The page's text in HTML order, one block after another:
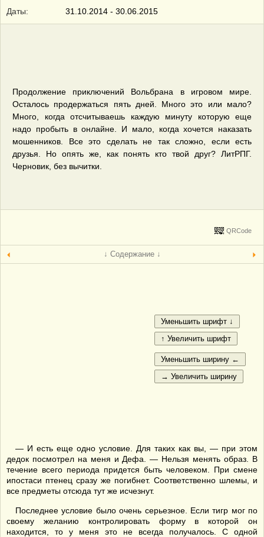
Даты:
31.10.2014 - 30.06.2015
Продолжение приключений Вольбрана в игровом мире.
Осталось продержаться пять дней. Много это или мало?
Много, когда отсчитываешь каждую минуту которую еще
надо пробыть в онлайне. И мало, когда хочется наказать
мошенников. Все это сделать не так сложно, если есть
друзья. Но опять же, как понять кто твой друг? ЛитРПГ.
Черновик, без вычитки.
QRCode
↓ Содержание ↓
— И есть еще одно условие. Для таких как вы, — при этом
дедок посмотрел на меня и Дефа. — Нельзя менять образ. В
течение всего периода придется быть человеком. При смене
ипостаси птенец сразу же погибнет. Соответственно шлемы, и
все предметы отсюда тут же исчезнут.
Последнее условие было очень серьезное. Если тигр мог по
своему желанию контролировать форму в которой он
находится, то у меня это не всегда получалось. С одной